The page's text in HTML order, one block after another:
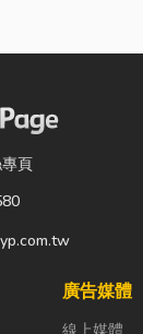
著出貨。但你
不再靠大量人
來提升效率。
路購物越來越
頁
廣告媒體
線上媒體